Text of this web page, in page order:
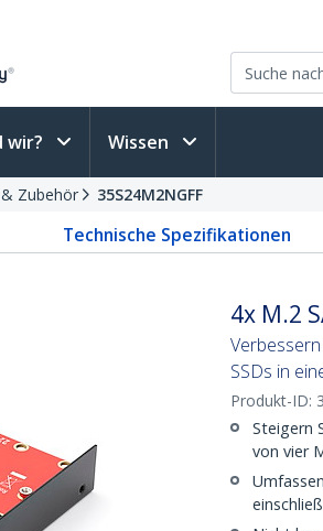
wir? Wissen
Zubehör 35S24M2NGFF
Technische Spezifikationen
4x M.2
SSDs in
Produkt-ID:
Steigern
von vier